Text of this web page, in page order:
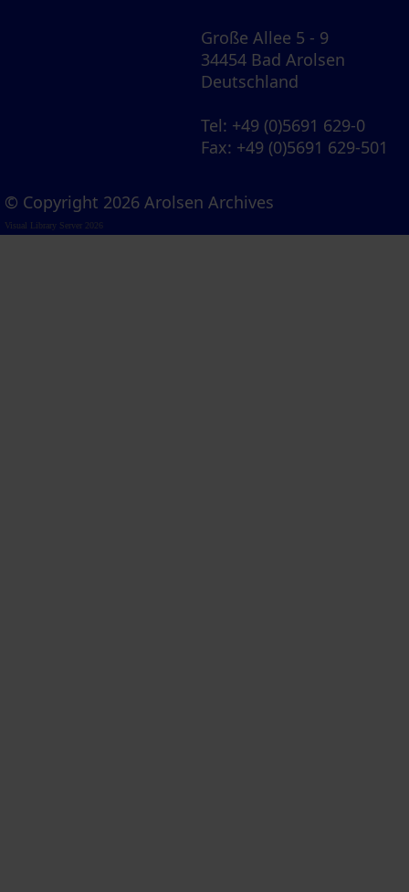
Große Allee 5 - 9
34454 Bad Arolsen
Deutschland
Tel: +49 (0)5691 629-0
Fax: +49 (0)5691 629-501
© Copyright 2026 Arolsen Archives
Visual Library Server 2026